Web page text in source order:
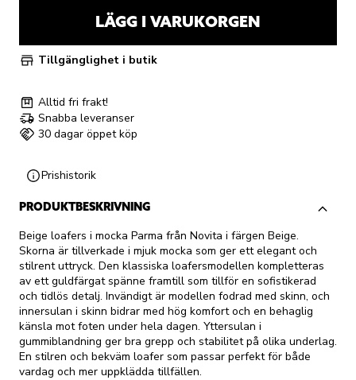
LÄGG I VARUKORGEN
Tillgänglighet i butik
Alltid fri frakt!
Snabba leveranser
30 dagar öppet köp
Prishistorik
PRODUKTBESKRIVNING
Beige loafers i mocka Parma från Novita i färgen Beige.
Skorna är tillverkade i mjuk mocka som ger ett elegant och
stilrent uttryck. Den klassiska loafersmodellen kompletteras
av ett guldfärgat spänne framtill som tillför en sofistikerad
och tidlös detalj. Invändigt är modellen fodrad med skinn, och
innersulan i skinn bidrar med hög komfort och en behaglig
känsla mot foten under hela dagen. Yttersulan i
gummiblandning ger bra grepp och stabilitet på olika underlag.
En stilren och bekväm loafer som passar perfekt för både
vardag och mer uppklädda tillfällen.